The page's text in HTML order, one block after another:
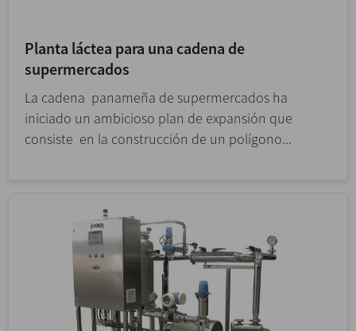
Planta láctea para una cadena de
supermercados
La cadena panameña de supermercados ha
iniciado un ambicioso plan de expansión que
consiste en la construcción de un polígono...